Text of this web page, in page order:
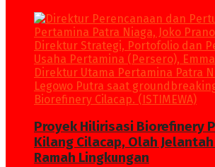
Proyek Hilirisasi Biorefinery
Kilang Cilacap, Olah
Ramah Lingkungan